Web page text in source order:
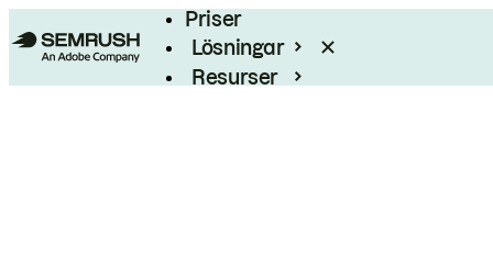
Priser
Lösningar
Resurser